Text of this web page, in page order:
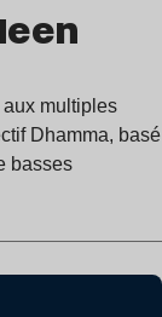
multiples
Dhamma, basé
basses